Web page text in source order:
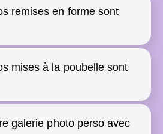
remises en forme sont
mises à la poubelle sont
galerie photo perso avec